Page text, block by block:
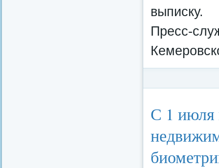
выписку.
Пресс-
С 1 июля